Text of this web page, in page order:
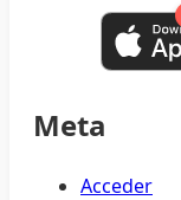
Meta
Acceder